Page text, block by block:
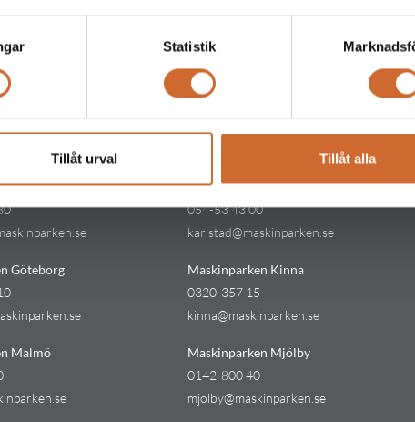
Statistik
Tillåt urval Tillåt alla
Stockholm
Göteborg
Malmö
Maskinparken Karlstad
054-53 43 00
karlstad@maskinparken.se
Maskinparken Kinna
0320-357 15
kinna@maskinparken.se
Maskinparken Mjölby
0142-800 40
mjolby@maskinparken.se